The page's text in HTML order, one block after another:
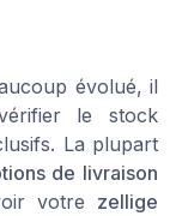
évolué, il
le stock
La plupart
de livraison
votre zellige